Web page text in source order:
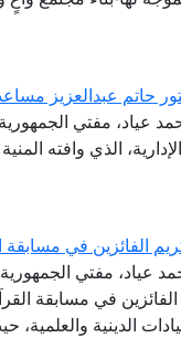
حاتم عبدالعزيز
عياد، مفتي
الذي وافته
الفائزين في مسابقة
عياد، مفتي
في مسابقة
الدينية والعلمية،